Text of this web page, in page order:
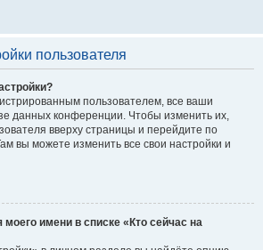
пользователя
пользователем, все ваши
данных конференции. Чтобы изменить их,
вверху страницы и перейдите по
вы можете изменить все свои настройки и
имени в списке «Кто сейчас на